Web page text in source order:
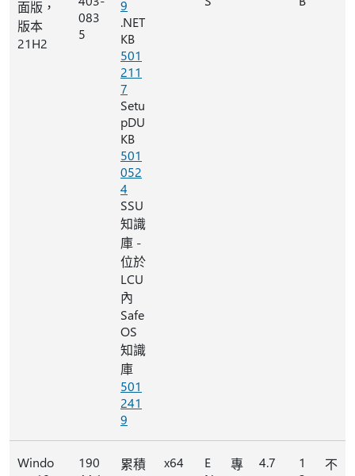
面版，
版本
21H2
083
5
9
.NET
KB
501
211
7
Setu
pDU
KB
501
052
4
SSU
知識
庫 -
位於
LCU
內
Safe
OS
知識
庫
501
241
9
Windo
190
累積
x64
E
專
4.7
1
不